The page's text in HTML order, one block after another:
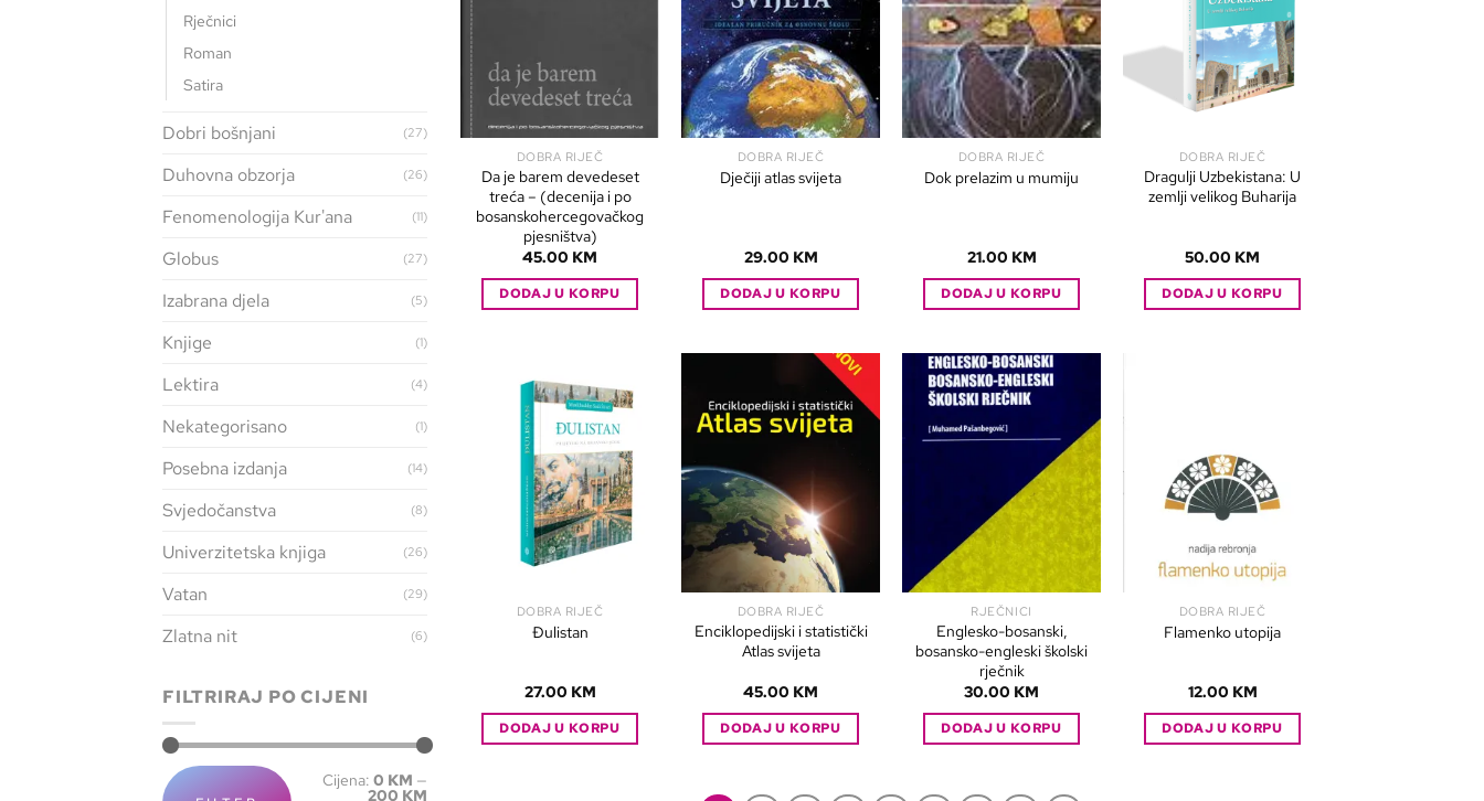
Rječnici
Roman
Satira
Dobri bošnjani (27)
Duhovna obzorja (26)
Fenomenologija Kur'ana (11)
Globus (27)
Izabrana djela (5)
Knjige (1)
Lektira (4)
Nekategorisano (1)
Posebna izdanja (14)
Svjedočanstva (8)
Univerzitetska knjiga (26)
Vatan (29)
Zlatna nit (6)
FILTRIRAJ PO CIJENI
Cijena: 0 KM —
200 KM
DOBRA RIJEČ
Da je barem devedeset
treća – (decenija i po
bosanskohercegovačkog
pjesništva)
45.00 KM
DODAJ U KORPU
DOBRA RIJEČ
Dječiji atlas svijeta
29.00 KM
DODAJ U KORPU
DOBRA RIJEČ
Dok prelazim u mumiju
21.00 KM
DODAJ U KORPU
DOBRA RIJEČ
Dragulji Uzbekistana: U
zemlji velikog Buharija
50.00 KM
DODAJ U KORPU
DOBRA RIJEČ
Đulistan
27.00 KM
DODAJ U KORPU
DOBRA RIJEČ
Enciklopedijski i statistički
Atlas svijeta
45.00 KM
DODAJ U KORPU
RJEČNICI
Englesko-bosanski,
bosansko-engleski školski
rječnik
30.00 KM
DODAJ U KORPU
DOBRA RIJEČ
Flamenko utopija
12.00 KM
DODAJ U KORPU